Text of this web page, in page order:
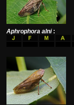
Aphrophora alni: